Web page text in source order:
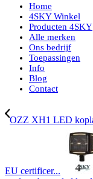
Home
4SKY Winkel
Producten 4SKY
Alle merken
Ons bedrijf
Toepassingen
Info
Blog
Contact
OZZ XH1 LED
EU certificer...